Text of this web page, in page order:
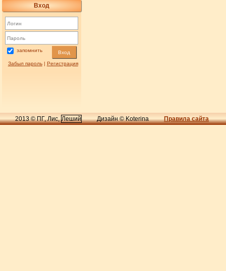
Вход
запомнить Вход
Забыл пароль| Регистрация
2013 © ПГ, Лис,Леший Дизайн © Koterina Правила сайта